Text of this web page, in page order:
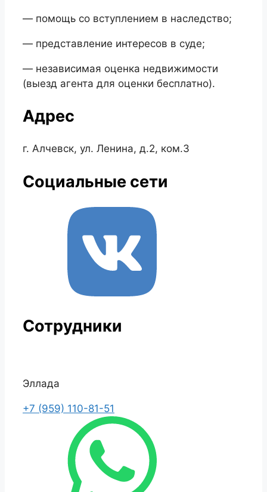
— помощь со вступлением в наследство;
— представление интересов в суде;
— независимая оценка недвижимости
(выезд агента для оценки бесплатно).
Адрес
г. Алчевск, ул. Ленина, д.2, ком.3
Социальные сети
Сотрудники
Эллада
+7 (959) 110-81-51